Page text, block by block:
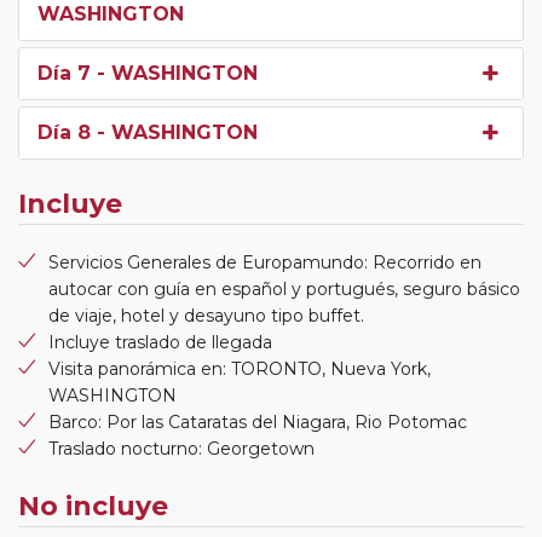
WASHINGTON
Día 7 - WASHINGTON
Día 8 - WASHINGTON
Incluye
Servicios Generales de Europamundo: Recorrido en
autocar con guía en español y portugués, seguro básico
de viaje, hotel y desayuno tipo buffet.
Incluye traslado de llegada
Visita panorámica en: TORONTO, Nueva York,
WASHINGTON
Barco: Por las Cataratas del Niagara, Rio Potomac
Traslado nocturno: Georgetown
No incluye